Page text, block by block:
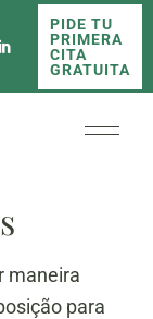
PIDE TU
PRIMERA
CITA
GRATUITA
maneira
para